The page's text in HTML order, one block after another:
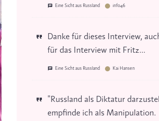
Eine Sicht aus Russland info46
Danke für dieses Interview,
für das Interview mit Fritz...
Eine Sicht aus Russland Kai Hansen
"Russland als Diktatur
empfinde ich als Manipulation.